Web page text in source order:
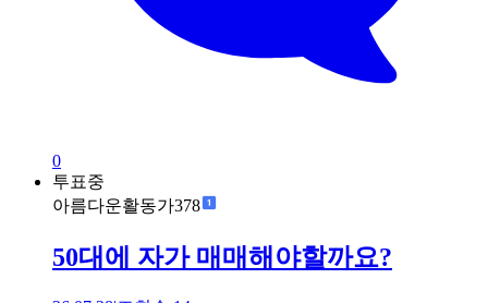
0
투표중
아름다운활동가378
50대에 자가 매매해야할까요?